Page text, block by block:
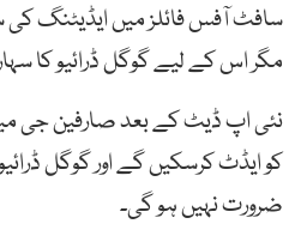
سافٹ آفس فائلز میں ایڈیٹنگ
مگر اس کے لیے گوگل ڈرائیو کا سہارا
نئی اپ ڈیٹ کے بعد صارفین جی
کو ایڈٹ کرسکیں گے اور گوگل
ضرورت نہیں ہو گی۔